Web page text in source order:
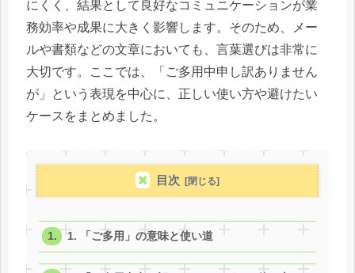
にくく、結果として良好なコミュニケーションが業
務効率や成果に大きく影響します。そのため、メー
ルや書類などの文章においても、言葉選びは非常に
大切です。ここでは、「ご多用中申し訳ありません
が」という表現を中心に、正しい使い方や避けたい
ケースをまとめました。
目次
1. 「ご多用」の意味と使い道